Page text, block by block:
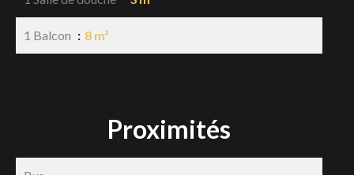
1 Balcon 8 m²
Proximités